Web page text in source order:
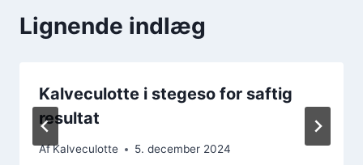
Lignende indlæg
Kalveculotte i stegeso for saftig
resultat
AfKalveculotte 5. december 2024